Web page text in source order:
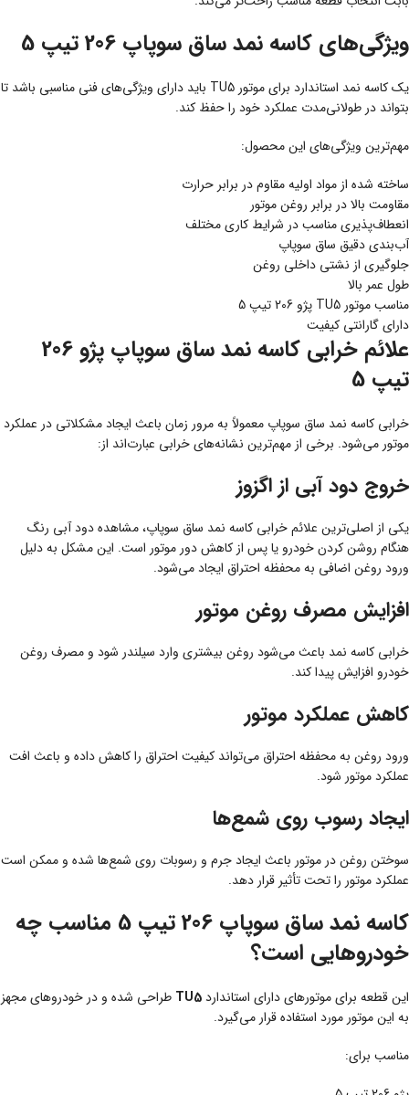
ویژگی‌های کاسه نمد ساق سوپاپ 206 تیپ 5
یک کاسه نمد استاندارد برای موتور TU5 باید دارای ویژگی‌های فنی مناسبی باشد تا
بتواند در طولانی‌مدت عملکرد خود را حفظ کند.
مهم‌ترین ویژگی‌های این محصول:
ساخته شده از مواد اولیه مقاوم در برابر حرارت
مقاومت بالا در برابر روغن موتور
انعطاف‌پذیری مناسب در شرایط کاری مختلف
آب‌بندی دقیق ساق سوپاپ
جلوگیری از نشتی داخلی روغن
طول عمر بالا
مناسب موتور TU5 پژو 206 تیپ 5
دارای گارانتی کیفیت
علائم خرابی کاسه نمد ساق سوپاپ پژو 206
تیپ 5
خرابی کاسه نمد ساق سوپاپ معمولاً به مرور زمان باعث ایجاد مشکلاتی در عملکرد
موتور می‌شود. برخی از مهم‌ترین نشانه‌های خرابی عبارت‌اند از:
خروج دود آبی از اگزوز
یکی از اصلی‌ترین علائم خرابی کاسه نمد ساق سوپاپ، مشاهده دود آبی رنگ
هنگام روشن کردن خودرو یا پس از کاهش دور موتور است. این مشکل به دلیل
ورود روغن اضافی به محفظه احتراق ایجاد می‌شود.
افزایش مصرف روغن موتور
خرابی کاسه نمد باعث می‌شود روغن بیشتری وارد سیلندر شود و مصرف روغن
خودرو افزایش پیدا کند.
کاهش عملکرد موتور
ورود روغن به محفظه احتراق می‌تواند کیفیت احتراق را کاهش داده و باعث افت
عملکرد موتور شود.
ایجاد رسوب روی شمع‌ها
سوختن روغن در موتور باعث ایجاد جرم و رسوبات روی شمع‌ها شده و ممکن است
عملکرد موتور را تحت تأثیر قرار دهد.
کاسه نمد ساق سوپاپ 206 تیپ 5 مناسب چه
خودروهایی است؟
این قطعه برای موتورهای دارای استانداردTU5 طراحی شده و در خودروهای مجهز
به این موتور مورد استفاده قرار می‌گیرد.
مناسب برای: